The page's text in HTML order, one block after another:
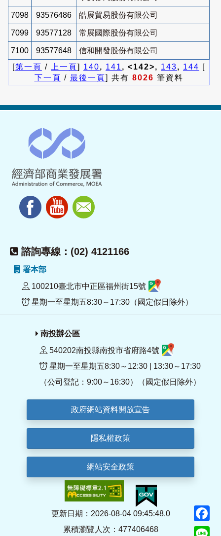
7098 93576486 皓展貿易股份有限公司
7099 93577128 常展國際股份有限公司
7100 93577648
信和開發股份有限公司
[第一頁 / 上一頁] 140, 141 , <142>, 143, 144 [
下一頁 / 最後一頁] 共有 8026 筆資料
諮詢專線：(02) 4121166
署本部
100210臺北市中正區福州街15號
星期一至星期五8:30～17:30（國定假日除外）
南投辦公區
540202南投縣南投市省府路4號
星期一至星期五8:30～12:30 | 13:30～17:30
（公司登記：9:00～16:30）（國定假日除外）
政府網站資料開放宣告
隱私權政策
網站安全政策
更新日期：2026-08-04 09:45:48.0
累積瀏覽人次：477406468